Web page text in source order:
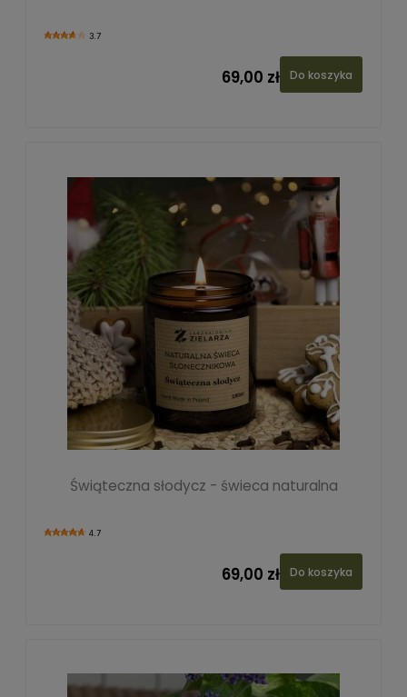
3.7
69,00 zł Do koszyka
Świąteczna słodycz - świeca naturalna
4.7
69,00 zł Do koszyka